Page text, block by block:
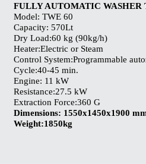
FULLY AUTOMATIC WASHER
Model: TWE 60
Capacity: 570Lt
Dry Load:60 kg (90kg/h)
Heater:Electric or Steam
Control System:Programmable
Cycle:40-45 min.
Engine: 11 kW
Resistance:27.5 kW
Extraction Force:360 G
Dimensions: 1550x1450x1900
Weight:1850kg